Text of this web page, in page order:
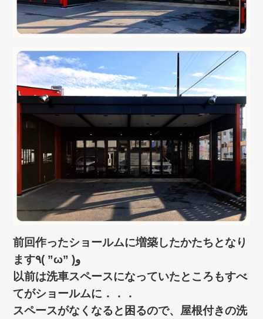
前回作ったショールムに増築したかたちとなり
ます٩( ”ω” )و
以前は洗車スペースになっていたところもすべ
てがショールムに．．．
スペースがなくなると困るので、屋根付きの洗